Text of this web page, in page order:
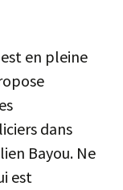
en pleine
dans
Bayou. Ne
est